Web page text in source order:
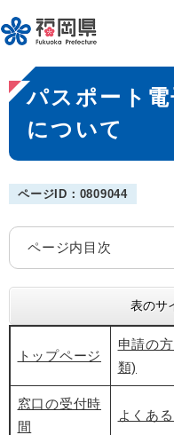
ー
ジ
先
頭
。
メニュ
本
文
パスポート
について
ページID：0809044
ページ内目次
表のサ
トップページ
申請の
類)
窓口の受付時
間
よくあ